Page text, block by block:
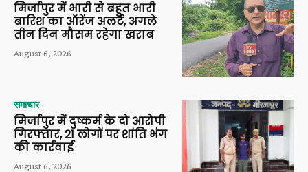
मिर्जापुर में भारी से बहुत भारी
बारिश का ऑरेंज अलर्ट, अगले
तीन दिन मौसम रहेगा खराब
August 6, 2026
समाचार
मिर्जापुर में दुष्कर्म के दो आरोपी
गिरफ्तार, 21 लोगों पर शांति भंग
की कार्रवाई
August 6, 2026